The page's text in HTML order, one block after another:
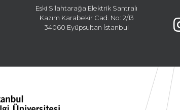
Eski Silahtarağa Elektrik Santralı
Kazım Karabekir Cad. No: 2/13
34060 Eyüpsultan İstanbul